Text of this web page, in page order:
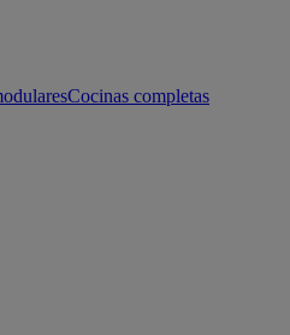
Cocinas completas